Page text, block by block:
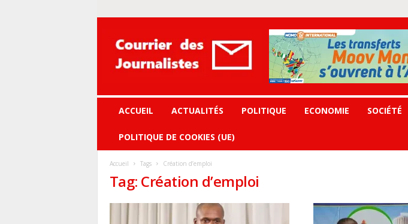
journalistes
ACCUEIL ACTUALITÉS POLITIQUE ECONOMIE SOCIÉTÉ
POLITIQUE DE COOKIES (UE)
Accueil Tags Création d’emploi
Tag: Création d’emploi